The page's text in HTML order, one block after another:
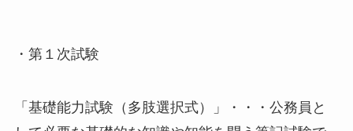
・第１次試験
「基礎能力試験（多肢選択式）」・・・公務員と